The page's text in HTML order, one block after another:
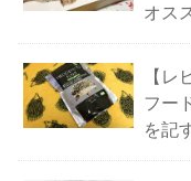
オス
【レ
フー
を記